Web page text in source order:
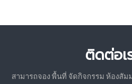
ติดต่อเ
สามารถจอง พื้นที่ จัดกิจกรรม ห้องสัม